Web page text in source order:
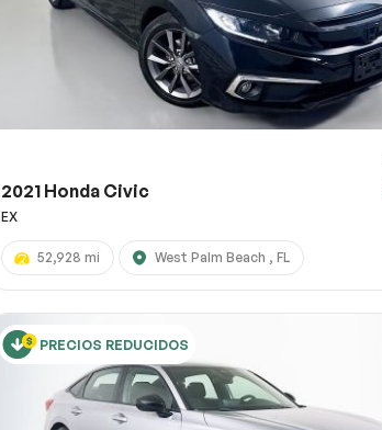
2021 Honda Civic
EX
52,928 mi West Palm Beach , FL
PRECIOS REDUCIDOS